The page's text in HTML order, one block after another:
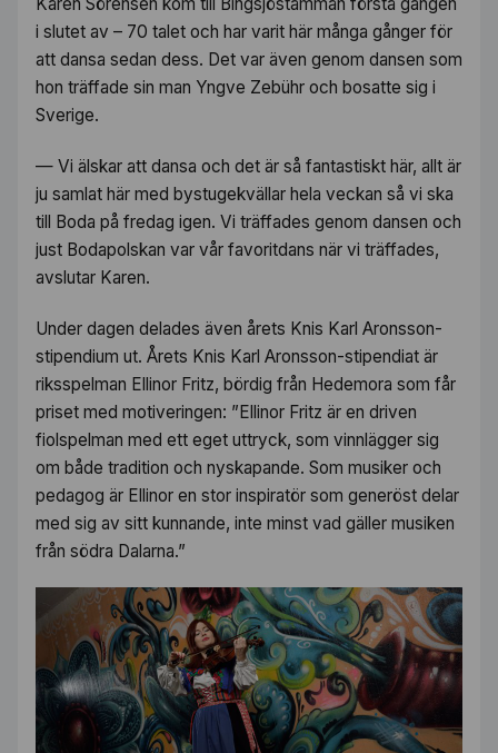
i slutet av – 70 talet och har varit här många gånger för
att dansa sedan dess. Det var även genom dansen som
hon träffade sin man Yngve Zebühr och bosatte sig i
Sverige.
— Vi älskar att dansa och det är så fantastiskt här, allt är
ju samlat här med bystugekvällar hela veckan så vi ska
till Boda på fredag igen. Vi träffades genom dansen och
just Bodapolskan var vår favoritdans när vi träffades,
avslutar Karen.
Under dagen delades även årets Knis Karl Aronsson-
stipendium ut. Årets Knis Karl Aronsson-stipendiat är
riksspelman Ellinor Fritz, bördig från Hedemora som får
priset med motiveringen: ”Ellinor Fritz är en driven
fiolspelman med ett eget uttryck, som vinnlägger sig
om både tradition och nyskapande. Som musiker och
pedagog är Ellinor en stor inspiratör som generöst delar
med sig av sitt kunnande, inte minst vad gäller musiken
från södra Dalarna.”